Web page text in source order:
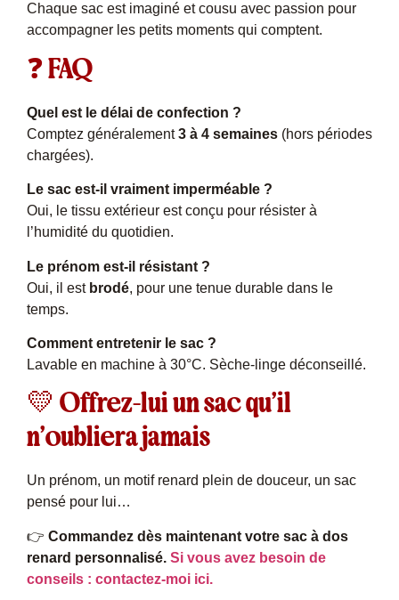
Chaque sac est imaginé et cousu avec passion pour
accompagner les petits moments qui comptent.
❓ FAQ
Quel est le délai de confection ?
Comptez généralement3 à 4 semaines (hors périodes
chargées).
Le sac est-il vraiment imperméable ?
Oui, le tissu extérieur est conçu pour résister à
l’humidité du quotidien.
Le prénom est-il résistant ?
Oui, il est brodé, pour une tenue durable dans le
temps.
Comment entretenir le sac ?
Lavable en machine à 30°C. Sèche-linge déconseillé.
💛 Offrez-lui un sac qu’il
n’oubliera jamais
Un prénom, un motif renard plein de douceur, un sac
pensé pour lui…
👉 Commandez dès maintenant votre sac à dos
renard personnalisé. Si vous avez besoin de
conseils : contactez-moi ici.